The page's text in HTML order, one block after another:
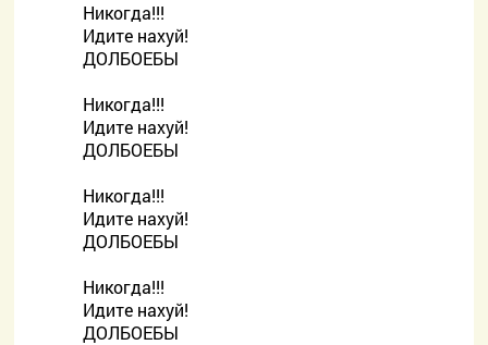
Никогда!!!
Идите нахуй!
ДОЛБОЕБЫ
Никогда!!!
Идите нахуй!
ДОЛБОЕБЫ
Никогда!!!
Идите нахуй!
ДОЛБОЕБЫ
Никогда!!!
Идите нахуй!
ДОЛБОЕБЫ